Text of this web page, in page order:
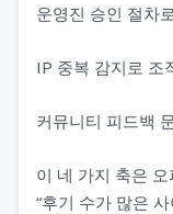
운영진 승인 절차
IP 중복 감지로 조
커뮤니티 피드백
이 네 가지 축은
“후기 수가 많은